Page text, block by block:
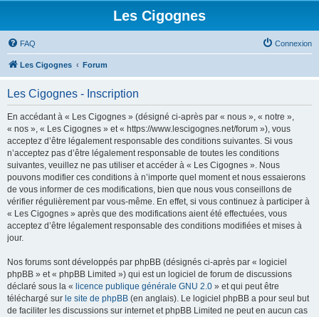
Les Cigognes
FAQ Connexion
Les Cigognes Forum
Les Cigognes - Inscription
En accédant à « Les Cigognes » (désigné ci-après par « nous », « notre »,
« nos », « Les Cigognes » et « https://www.lescigognes.net/forum »), vous
acceptez d’être légalement responsable des conditions suivantes. Si vous
n’acceptez pas d’être légalement responsable de toutes les conditions
suivantes, veuillez ne pas utiliser et accéder à « Les Cigognes ». Nous
pouvons modifier ces conditions à n’importe quel moment et nous essaierons
de vous informer de ces modifications, bien que nous vous conseillons de
vérifier régulièrement par vous-même. En effet, si vous continuez à participer à
« Les Cigognes » après que des modifications aient été effectuées, vous
acceptez d’être légalement responsable des conditions modifiées et mises à
jour.
Nos forums sont développés par phpBB (désignés ci-après par « logiciel
phpBB » et « phpBB Limited ») qui est un logiciel de forum de discussions
déclaré sous la « licence publique générale GNU 2.0 » et qui peut être
téléchargé sur le site de phpBB (en anglais). Le logiciel phpBB a pour seul but
de faciliter les discussions sur internet et phpBB Limited ne peut en aucun cas